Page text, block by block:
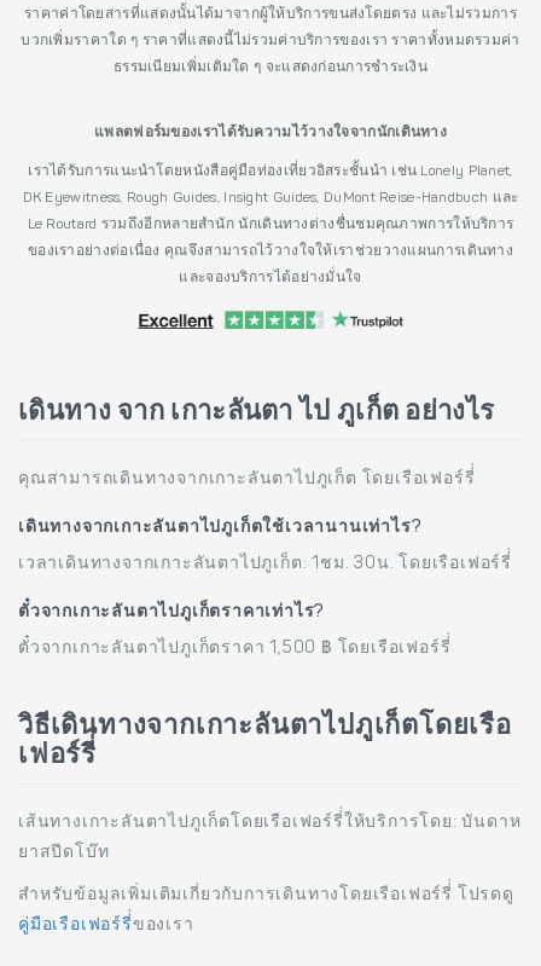
ราคาค่าโดยสารที่แสดงนั้นได้มาจากผู้ให้บริการขนส่งโดยตรง และไม่รวมการ
บวกเพิ่มราคาใด ๆ ราคาที่แสดงนี้ไม่รวมค่าบริการของเรา ราคาทั้งหมดรวมค่า
ธรรมเนียมเพิ่มเติมใด ๆ จะแสดงก่อนการชำระเงิน
แพลตฟอร์มของเราได้รับความไว้วางใจจากนักเดินทาง
เราได้รับการแนะนำโดยหนังสือคู่มือท่องเที่ยวอิสระชั้นนำ เช่น Lonely Planet,
DK Eyewitness, Rough Guides, Insight Guides, DuMont Reise-Handbuch และ
Le Routard รวมถึงอีกหลายสำนัก นักเดินทางต่างชื่นชมคุณภาพการให้บริการ
ของเราอย่างต่อเนื่อง คุณจึงสามารถไว้วางใจให้เราช่วยวางแผนการเดินทาง
และจองบริการได้อย่างมั่นใจ
เดินทาง จาก เกาะลันตา ไป ภูเก็ต อย่างไร
คุณสามารถเดินทางจากเกาะลันตาไปภูเก็ต โดยเรือเฟอร์รี่่
เดินทางจากเกาะลันตาไปภูเก็ตใช้เวลานานเท่าไร?
เวลาเดินทางจากเกาะลันตาไปภูเก็ต: 1ชม. 30น. โดยเรือเฟอร์รี่่
ตั๋วจากเกาะลันตาไปภูเก็ตราคาเท่าไร?
ตั๋วจากเกาะลันตาไปภูเก็ตราคา 1,500 ฿ โดยเรือเฟอร์รี่่
วิธีเดินทางจากเกาะลันตาไปภูเก็ตโดยเรือ
เฟอร์รี่่
เส้นทางเกาะลันตาไปภูเก็ตโดยเรือเฟอร์รี่่ให้บริการโดย: บันดาห
ยาสปีดโบ๊ท
สำหรับข้อมูลเพิ่มเติมเกี่ยวกับการเดินทางโดยเรือเฟอร์รี่่ โปรดดู
คู่มือเรือเฟอร์รี่่ของเรา